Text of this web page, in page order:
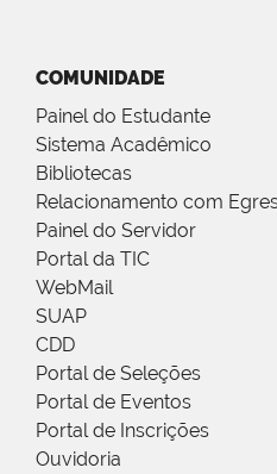
COMUNIDADE
Painel do Estudante
Sistema Acadêmico
Bibliotecas
Relacionamento com
Painel do Servidor
Portal da TIC
WebMail
SUAP
CDD
Portal de Seleções
Portal de Eventos
Portal de Inscrições
Ouvidoria